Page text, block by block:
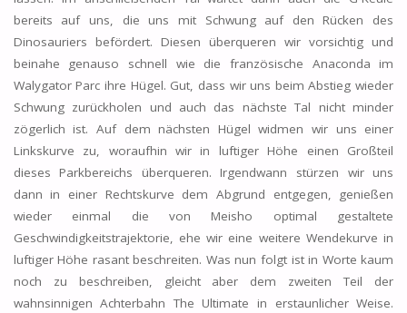
bereits auf uns, die uns mit Schwung auf den Rücken des
Dinosauriers befördert. Diesen überqueren wir vorsichtig und
beinahe genauso schnell wie die französische Anaconda im
Walygator Parc ihre Hügel. Gut, dass wir uns beim Abstieg wieder
Schwung zurückholen und auch das nächste Tal nicht minder
zögerlich ist. Auf dem nächsten Hügel widmen wir uns einer
Linkskurve zu, woraufhin wir in luftiger Höhe einen Großteil
dieses Parkbereichs überqueren. Irgendwann stürzen wir uns
dann in einer Rechtskurve dem Abgrund entgegen, genießen
wieder einmal die von Meisho optimal gestaltete
Geschwindigkeitstrajektorie, ehe wir eine weitere Wendekurve in
luftiger Höhe rasant beschreiten. Was nun folgt ist in Worte kaum
noch zu beschreiben, gleicht aber dem zweiten Teil der
wahnsinnigen Achterbahn The Ultimate in erstaunlicher Weise.